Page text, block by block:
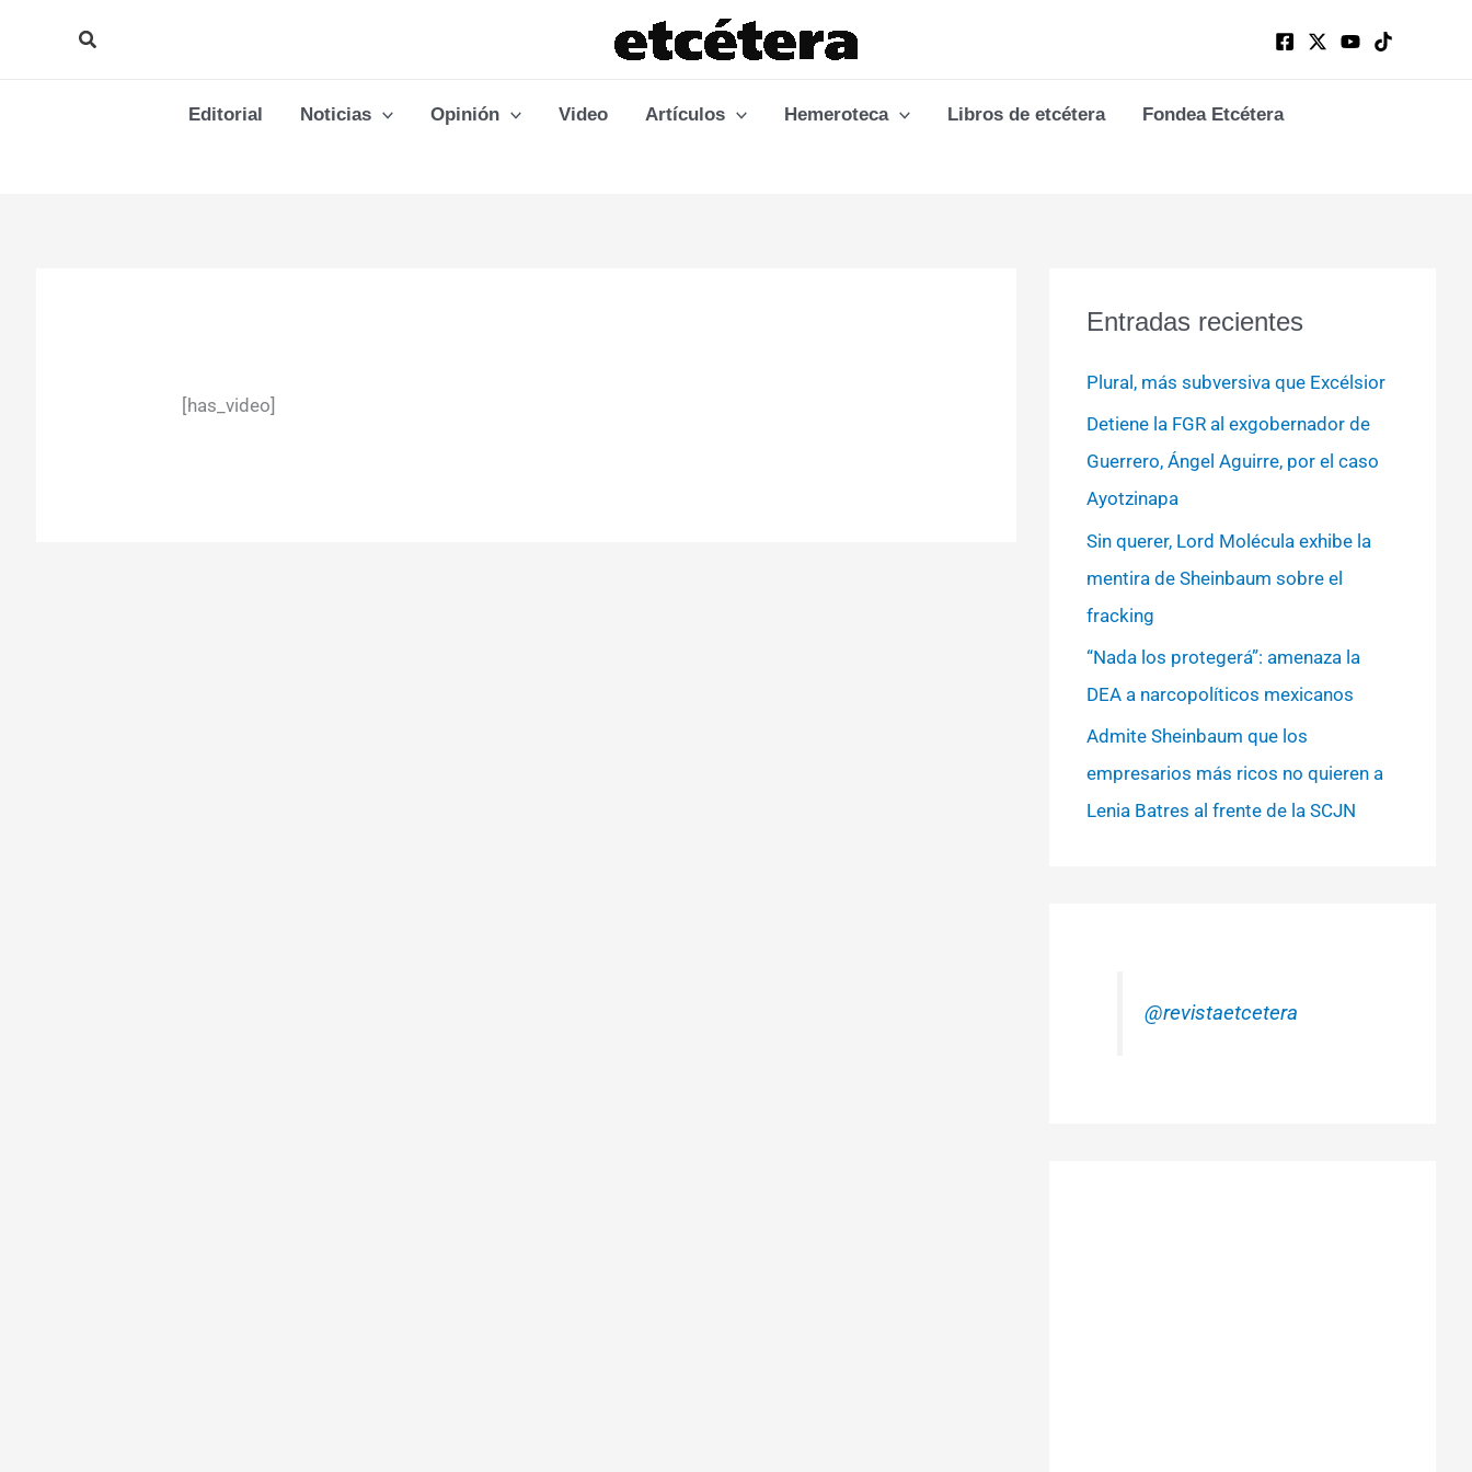
Buscar
Editorial Noticias Opinión Video Artículos Hemeroteca Libros de etcétera Fondea Etcétera
[has_video]
Entradas recientes
Plural, más subversiva que Excélsior
Detiene la FGR al exgobernador de
Guerrero, Ángel Aguirre, por el caso
Ayotzinapa
Sin querer, Lord Molécula exhibe la
mentira de Sheinbaum sobre el
fracking
“Nada los protegerá”: amenaza la
DEA a narcopolíticos mexicanos
Admite Sheinbaum que los
empresarios más ricos no quieren a
Lenia Batres al frente de la SCJN
@revistaetcetera